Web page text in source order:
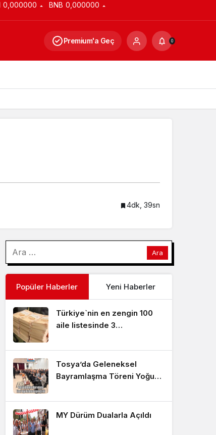
0,000000 BNB 0,000000
Premium'a Geç 0
4dk, 39sn
Popüler Haberler Yeni Haberler
Türkiye`nin en zengin 100
aile listesinde 3
Tosya’da Geleneksel
Bayramlaşma Töreni Yoğun
MY Dürüm Dualarla Açıldı